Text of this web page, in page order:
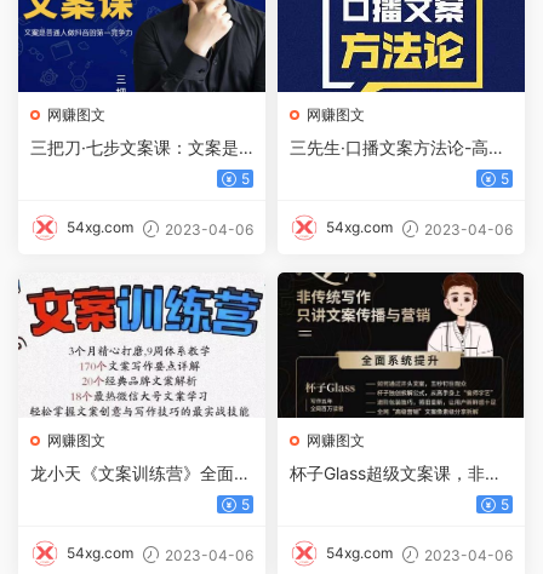
网赚图文
三把刀·七步文案课：文案是
普通人做短视频的第一竞争 5
54xg.com 2023-04-06
网赚图文
三先生·口播文案方法论-高级
选题-爆款文案，提高5秒完播
5
54xg.com 2023-04-06
网赚图文
龙小天《文案训练营》全面系
5
54xg.com 2023-04-06
网赚图文
杯子Glass超级文案课，非传
统写作，只讲文案传播与营养
5
54xg.com 2023-04-06